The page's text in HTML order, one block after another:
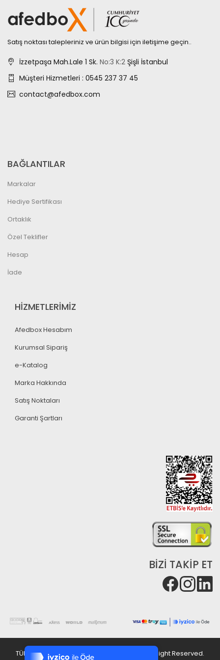
7/24 Canlı Destek
Satış noktası talepleriniz ve ürün bilgisi için iletişime geçin..
İzzetpaşa Mah.Lale 1 Sk. No:3 K:2 Şişli İstanbul
Müşteri Hizmetleri : 0545 237 37 45
contact@afedbox.com
BAĞLANTILAR
Markalar
Hediye Sertifikası
Ortaklık
Özel Teklifler
Hesap
İade
HİZMETLERİMİZ
Afedbox Hesabım
Kurumsal Sipariş
e-Katalog
Marka Hakkında
Satış Noktaları
Garanti Şartları
BİZİ TAKİP ET
TÜRKİYE Copyright © 2023 Afedbox.com -All Right Reserved.